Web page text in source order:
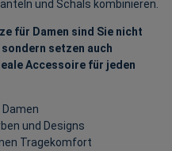
und Schals kombinieren.
für Damen sind Sie nicht
setzen auch
Accessoire für jeden
und Designs
Tragekomfort